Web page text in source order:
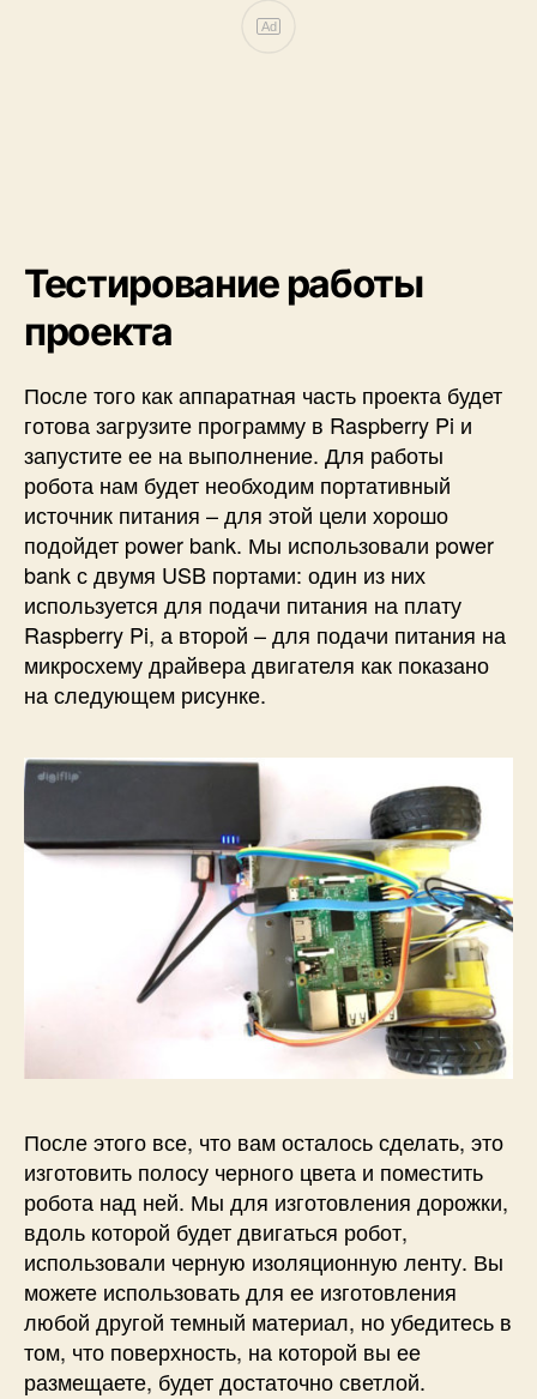
Ad
Тестирование работы
проекта
После того как аппаратная часть проекта будет
готова загрузите программу в Raspberry Pi и
запустите ее на выполнение. Для работы
робота нам будет необходим портативный
источник питания – для этой цели хорошо
подойдет power bank. Мы использовали power
bank с двумя USB портами: один из них
используется для подачи питания на плату
Raspberry Pi, а второй – для подачи питания на
микросхему драйвера двигателя как показано
на следующем рисунке.
После этого все, что вам осталось сделать, это
изготовить полосу черного цвета и поместить
робота над ней. Мы для изготовления дорожки,
вдоль которой будет двигаться робот,
использовали черную изоляционную ленту. Вы
можете использовать для ее изготовления
любой другой темный материал, но убедитесь в
том, что поверхность, на которой вы ее
размещаете, будет достаточно светлой.